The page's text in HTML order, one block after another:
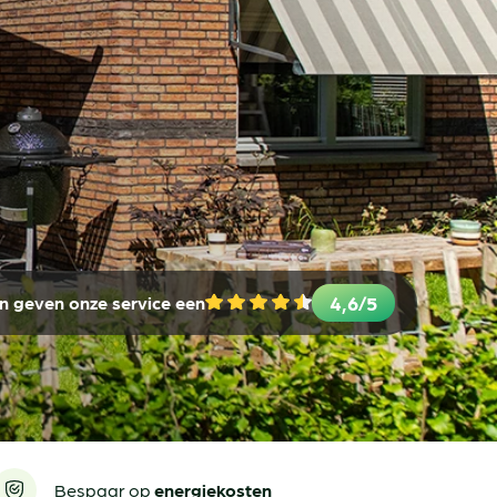
geven onze service een 4,6/5
Bespaar op energiekosten